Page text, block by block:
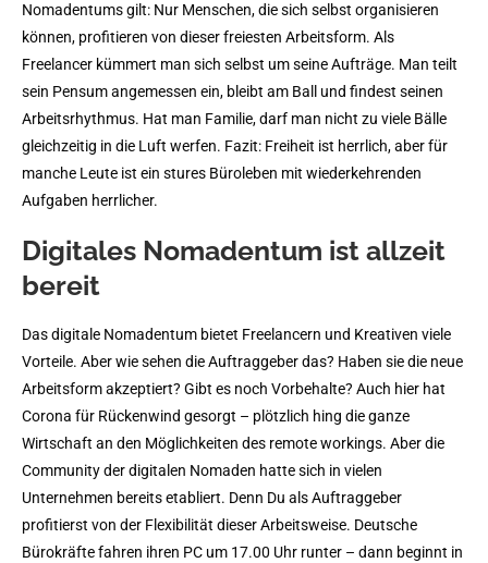
Nomadentums gilt: Nur Menschen, die sich selbst organisieren
können, profitieren von dieser freiesten Arbeitsform. Als
Freelancer kümmert man sich selbst um seine Aufträge. Man teilt
sein Pensum angemessen ein, bleibt am Ball und findest seinen
Arbeitsrhythmus. Hat man Familie, darf man nicht zu viele Bälle
gleichzeitig in die Luft werfen. Fazit: Freiheit ist herrlich, aber für
manche Leute ist ein stures Büroleben mit wiederkehrenden
Aufgaben herrlicher.
Digitales Nomadentum ist allzeit
bereit
Das digitale Nomadentum bietet Freelancern und Kreativen viele
Vorteile. Aber wie sehen die Auftraggeber das? Haben sie die neue
Arbeitsform akzeptiert? Gibt es noch Vorbehalte? Auch hier hat
Corona für Rückenwind gesorgt – plötzlich hing die ganze
Wirtschaft an den Möglichkeiten des remote workings. Aber die
Community der digitalen Nomaden hatte sich in vielen
Unternehmen bereits etabliert. Denn Du als Auftraggeber
profitierst von der Flexibilität dieser Arbeitsweise. Deutsche
Bürokräfte fahren ihren PC um 17.00 Uhr runter – dann beginnt in